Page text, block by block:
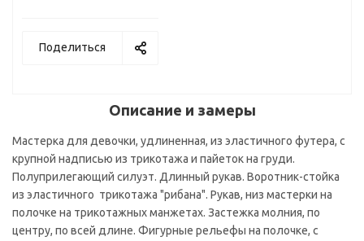
Поделиться
Описание и замеры
Мастерка для девочки, удлиненная, из эластичного футера, с
крупной надписью из трикотажа и пайеток на груди.
Полуприлегающий силуэт. Длинный рукав. Воротник-стойка
из эластичного трикотажа "рибана". Рукав, низ мастерки на
полочке на трикотажных манжетах. Застежка молния, по
центру, по всей длине. Фигурные рельефы на полочке, с